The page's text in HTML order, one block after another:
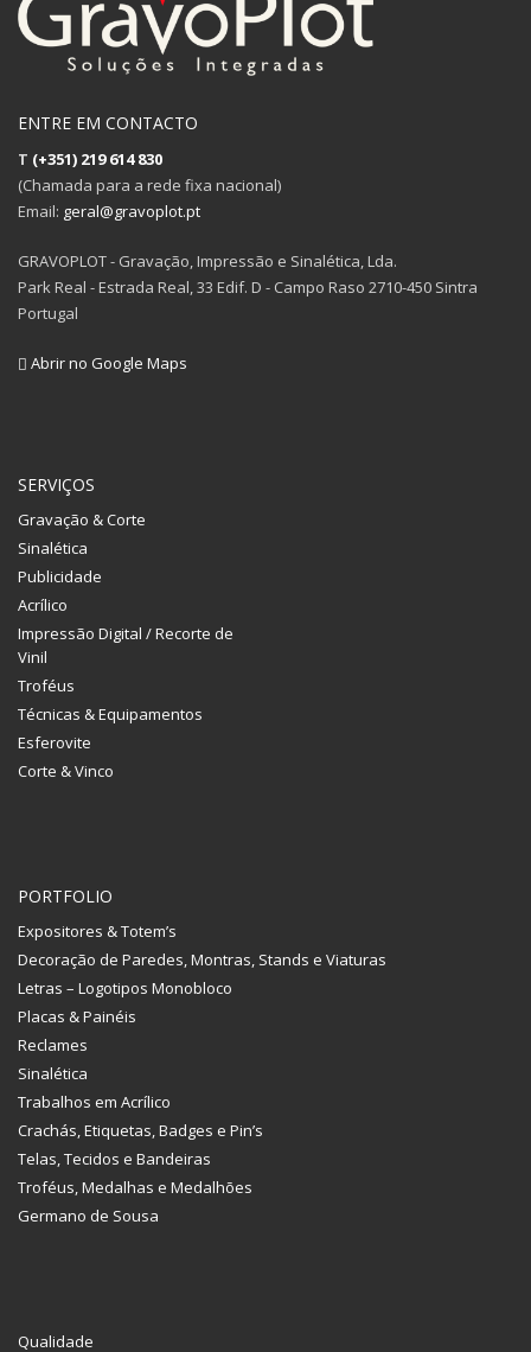
ENTRE EM CONTACTO
T (+351) 219 614 830
(Chamada para a rede fixa nacional)
Email: geral@gravoplot.pt
GRAVOPLOT - Gravação, Impressão e Sinalética, Lda.
Park Real - Estrada Real, 33 Edif. D - Campo Raso 2710-450 Sintra
Portugal
Abrir no Google Maps
SERVIÇOS
Gravação & Corte
Sinalética
Publicidade
Acrílico
Impressão Digital / Recorte de
Vinil
Troféus
Técnicas & Equipamentos
Esferovite
Corte & Vinco
PORTFOLIO
Expositores & Totem’s
Decoração de Paredes, Montras, Stands e Viaturas
Letras – Logotipos Monobloco
Placas & Painéis
Reclames
Sinalética
Trabalhos em Acrílico
Crachás, Etiquetas, Badges e Pin’s
Telas, Tecidos e Bandeiras
Troféus, Medalhas e Medalhões
Germano de Sousa
Qualidade